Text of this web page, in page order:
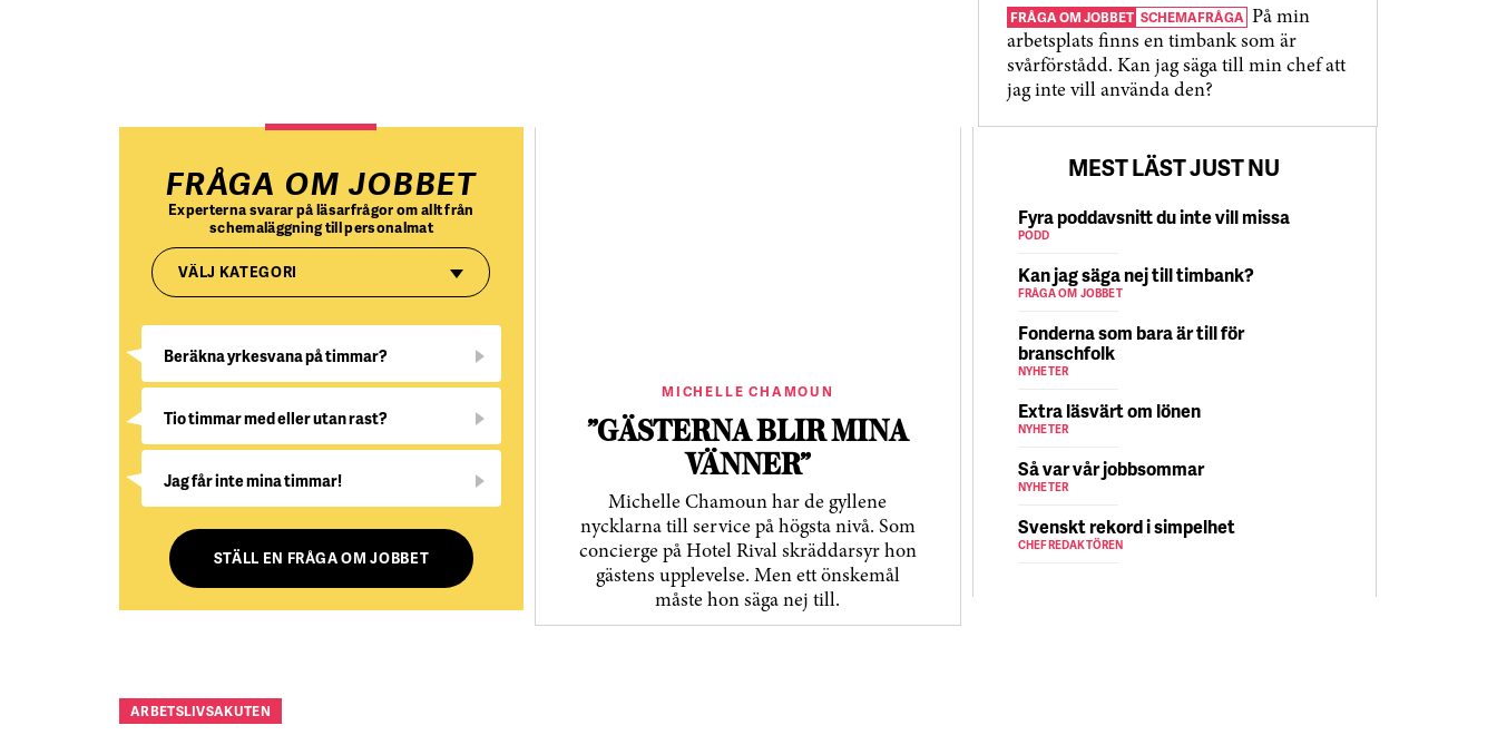
FRÅGA OM JOBBET SCHEMAFRÅGA På min
arbetsplats finns en timbank som är
svårförstådd. Kan jag säga till min chef att
jag inte vill använda den?
FRÅGA OM JOBBET
Experterna svarar på läsarfrågor om allt från
schemaläggning till personalmat
VÄLJ KATEGORI
Beräkna yrkesvana på timmar?
Tio timmar med eller utan rast?
Jag får inte mina timmar!
STÄLL EN FRÅGA OM JOBBET
MICHELLE CHAMOUN
”GÄSTERNA BLIR MINA
VÄNNER”
Michelle Chamoun har de gyllene
nycklarna till service på högsta nivå. Som
concierge på Hotel Rival skräddarsyr hon
gästens upp­levelse. Men ett önskemål
måste hon säga nej till.
MEST LÄST JUST NU
Fyra poddavsnitt du inte vill missa
PODD
Kan jag säga nej till timbank?
FRÅGA OM JOBBET
Fonderna som bara är till för
branschfolk
NYHETER
Extra läsvärt om lönen
NYHETER
Så var vår jobbsommar
NYHETER
Svenskt rekord i simpelhet
CHEFREDAKTÖREN
ARBETSLIVSAKUTEN